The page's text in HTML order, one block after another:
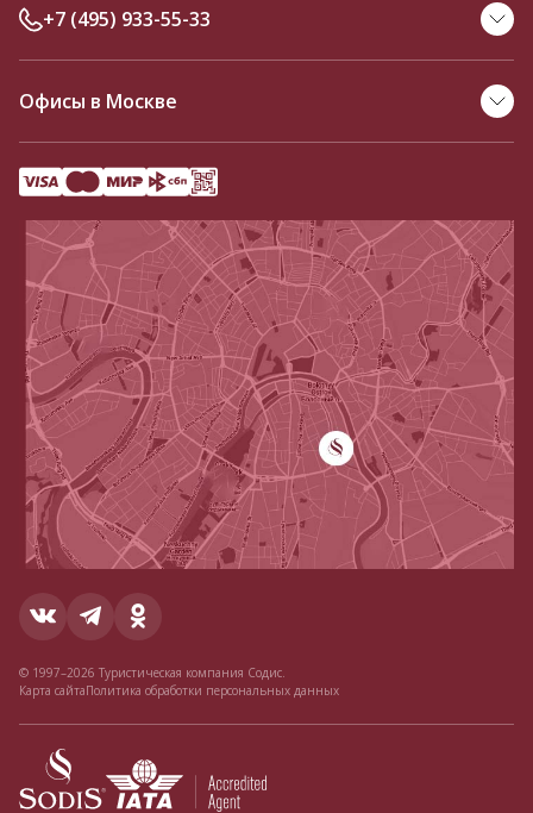
+7 (495) 933-55-33
Офисы в Москве
© 1997–2026 Туристическая компания Содис.
Карта сайтаПолитика обработки персональных данных